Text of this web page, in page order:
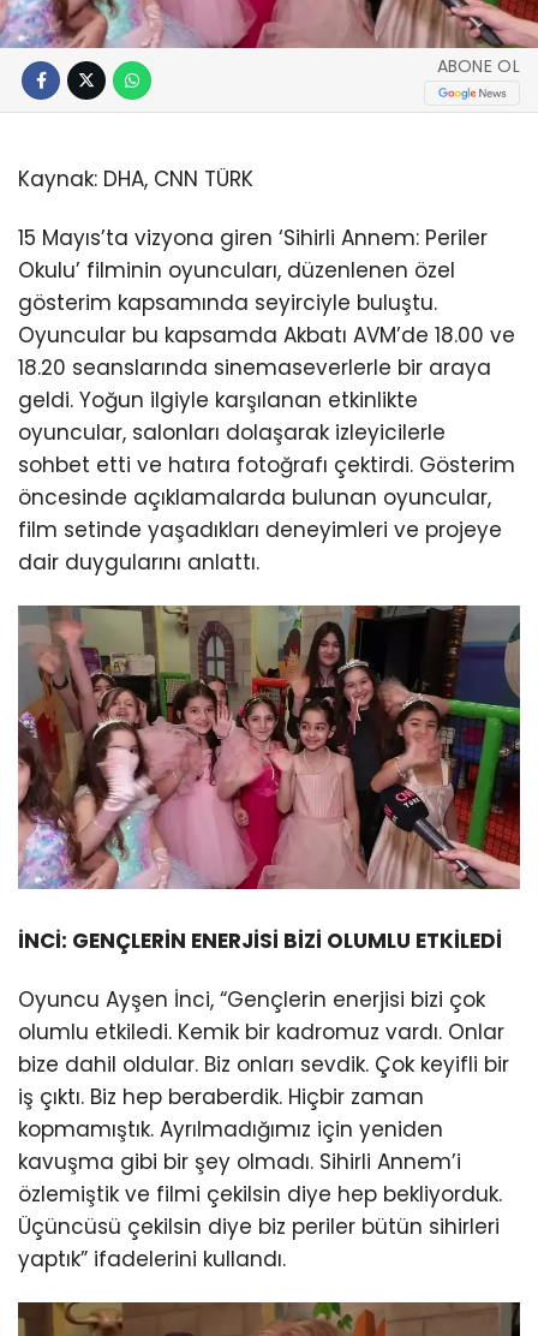
ABONE OL
Kaynak: DHA, CNN TÜRK
15 Mayıs’ta vizyona giren ‘Sihirli Annem: Periler
Okulu’ filminin oyuncuları, düzenlenen özel
gösterim kapsamında seyirciyle buluştu.
Oyuncular bu kapsamda Akbatı AVM’de 18.00 ve
18.20 seanslarında sinemaseverlerle bir araya
geldi. Yoğun ilgiyle karşılanan etkinlikte
oyuncular, salonları dolaşarak izleyicilerle
sohbet etti ve hatıra fotoğrafı çektirdi. Gösterim
öncesinde açıklamalarda bulunan oyuncular,
film setinde yaşadıkları deneyimleri ve projeye
dair duygularını anlattı.
İNCİ: GENÇLERİN ENERJİSİ BİZİ OLUMLU ETKİLEDİ
Oyuncu Ayşen İnci, “Gençlerin enerjisi bizi çok
olumlu etkiledi. Kemik bir kadromuz vardı. Onlar
bize dahil oldular. Biz onları sevdik. Çok keyifli bir
iş çıktı. Biz hep beraberdik. Hiçbir zaman
kopmamıştık. Ayrılmadığımız için yeniden
kavuşma gibi bir şey olmadı. Sihirli Annem’i
özlemiştik ve filmi çekilsin diye hep bekliyorduk.
Üçüncüsü çekilsin diye biz periler bütün sihirleri
yaptık” ifadelerini kullandı.